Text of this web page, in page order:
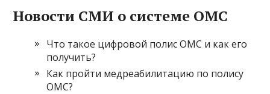
Новости СМИ о системе ОМС
Что такое цифровой полис ОМС и как его
получить?
Как пройти медреабилитацию по полису
ОМС?